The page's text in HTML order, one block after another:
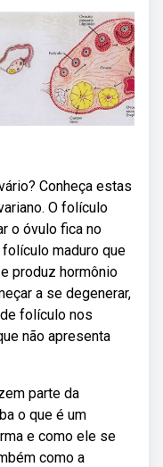
Conheça estas
O folículo
o óvulo fica no
maduro que
produz hormônio
a se degenerar,
folículo nos
não apresenta
parte da
o que é um
e como ele se
como a